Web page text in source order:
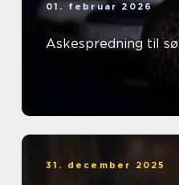
01. februar 2026
Askespredning til
31. december 2025